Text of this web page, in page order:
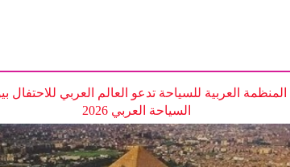
المنظمة العربية للسياحة تدعو العالم العربي للاحتفال
السياحة العربي 2026